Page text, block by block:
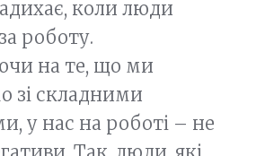
коли люди
роботу.
на те, що ми
зі складними
у нас на роботі – не